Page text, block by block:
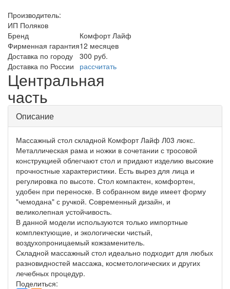
Производитель:
ИП Поляков
Бренд
Комфорт Лайф
Фирменная гарантия12 месяцев
Доставка по городу
300 руб.
Доставка по России
рассчитать
Центральная
часть
Описание
Массажный стол складной Комфорт Лайф Л03 люкс.
Металлическая рама и ножки в сочетании с тросовой
конструкцией облегчают стол и придают изделию высокие
прочностные характеристики. Есть вырез для лица и
регулировка по высоте. Стол компактен, комфортен,
удобен при переноске. В собранном виде имеет форму
"чемодана" с ручкой. Современный дизайн, и
великолепная устойчивость.
В данной модели используются только импортные
комплектующие, и экологически чистый,
воздухопроницаемый кожзаменитель.
Складной массажный стол идеально подходит для любых
разновидностей массажа, косметологических и других
лечебных процедур.
Поделиться: